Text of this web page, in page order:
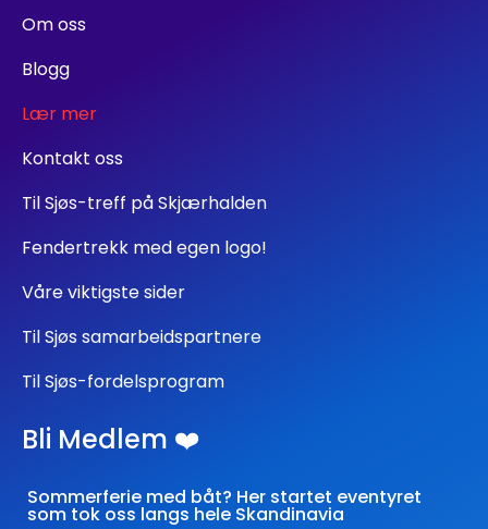
Om oss
Blogg
Lær mer
Kontakt oss
Til Sjøs-treff på Skjærhalden
Fendertrekk med egen logo!
Våre viktigste sider
Til Sjøs samarbeidspartnere
Til Sjøs-fordelsprogram
Bli Medlem ❤️
Sommerferie med båt? Her startet eventyret
som tok oss langs hele Skandinavia